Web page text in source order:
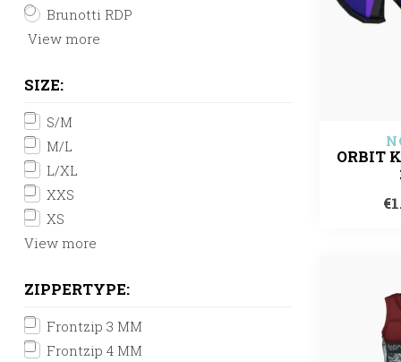
Brunotti RDP
View more
SIZE:
S/M
M/L
L/XL
XXS
XS
View more
ZIPPERTYPE:
Frontzip 3 MM
Frontzip 4 MM
ORBIT